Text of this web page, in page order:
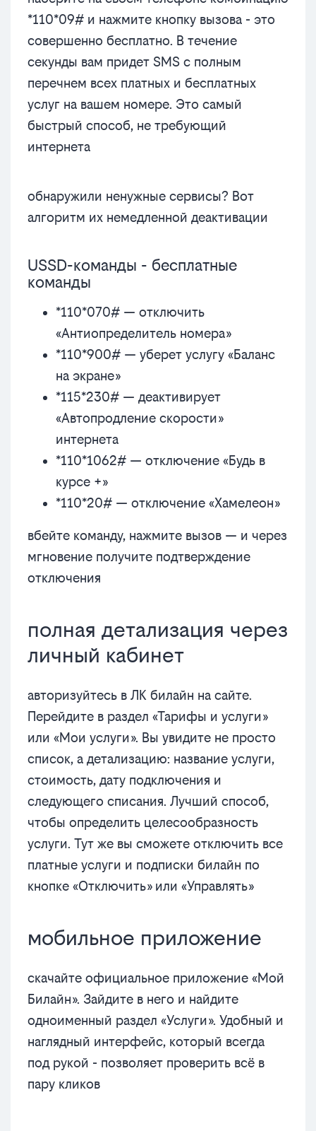
*110*09# и нажмите кнопку вызова - это
совершенно бесплатно. В течение
секунды вам придет SMS с полным
перечнем всех платных и бесплатных
услуг на вашем номере. Это самый
быстрый способ, не требующий
интернета
обнаружили ненужные сервисы? Вот
алгоритм их немедленной деактивации
USSD-команды - бесплатные
команды
*110*070# — отключить
«Антиопределитель номера»
*110*900# — уберет услугу «Баланс
на экране»
*115*230# — деактивирует
«Автопродление скорости»
интернета
*110*1062# — отключение «Будь в
курсе +»
*110*20# — отключение «Хамелеон»
вбейте команду, нажмите вызов — и через
мгновение получите подтверждение
отключения
полная детализация через
личный кабинет
авторизуйтесь в ЛК билайн на сайте.
Перейдите в раздел «Тарифы и услуги»
или «Мои услуги». Вы увидите не просто
список, а детализацию: название услуги,
стоимость, дату подключения и
следующего списания. Лучший способ,
чтобы определить целесообразность
услуги. Тут же вы сможете отключить все
платные услуги и подписки билайн по
кнопке «Отключить» или «Управлять»
мобильное приложение
скачайте официальное приложение «Мой
Билайн». Зайдите в него и найдите
одноименный раздел «Услуги». Удобный и
наглядный интерфейс, который всегда
под рукой - позволяет проверить всё в
пару кликов